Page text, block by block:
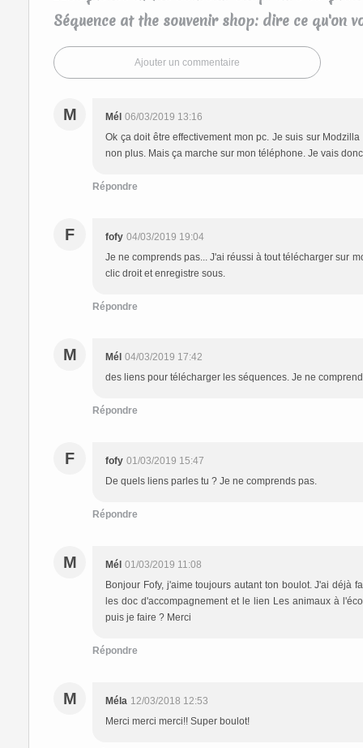
Séquence at the souvenir shop: dire ce qu'on
Ajouter un commentaire
M Mél 06/03/2019 13:16
Ok ça doit être effectivement mon pc. Je suis sur
non plus. Mais ça marche sur mon téléphone. Je vais
Répondre
F fofy 04/03/2019 19:04
Je ne comprends pas... J'ai réussi à tout télécharger sur
clic droit et enregistre sous.
Répondre
M Mél 04/03/2019 17:42
des liens pour télécharger les séquences. Je ne
Répondre
F fofy 01/03/2019 15:47
De quels liens parles tu ? Je ne comprends pas.
Répondre
M Mél 01/03/2019 11:08
Bonjour Fofy, j'aime toujours autant ton boulot. J'ai déjà
les doc d'accompagnement et le lien Les animaux à
puis je faire ? Merci
Répondre
M Méla 12/03/2018 12:53
Merci merci merci!! Super boulot!